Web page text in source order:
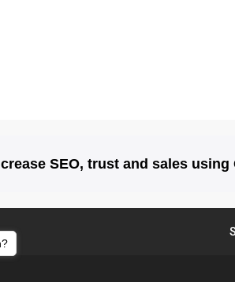
SEO, trust and sales using